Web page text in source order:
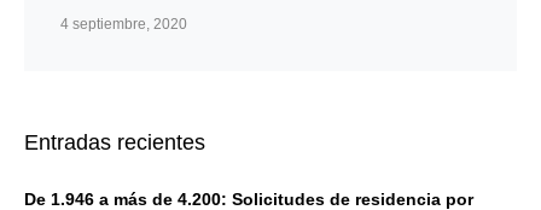
4 septiembre, 2020
Entradas recientes
De 1.946 a más de 4.200: Solicitudes de residencia por